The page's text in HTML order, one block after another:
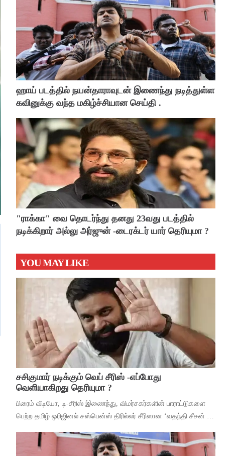
ஹாய் படத்தில் நயன்தாராவுடன் இணைந்து நடித்துள்ள
கவினுக்கு வந்த மகிழ்ச்சியான செய்தி .
"ராக்கா" வை தொடர்ந்து தனது 23வது படத்தில்
நடிக்கிறார் அல்லு அர்ஜுன் -டைரக்டர் யார் தெரியுமா ?
YOU MAY LIKE
சசிகுமார் நடிக்கும் வெப் சீரிஸ் -எப்போது
வெளியாகிறது தெரியுமா ?
பிரைம் வீடியோ, டி-சீரிஸ் இணைந்து, விமர்சகர்களின் பாராட்டுகளை
பெற்ற தமிழ் ஒரிஜினல் சஸ்பென்ஸ் திரில்லர் சீரிஸான ‘வதந்தி சீசன் 2:
வெளியிட்டுள்ளனர். ச